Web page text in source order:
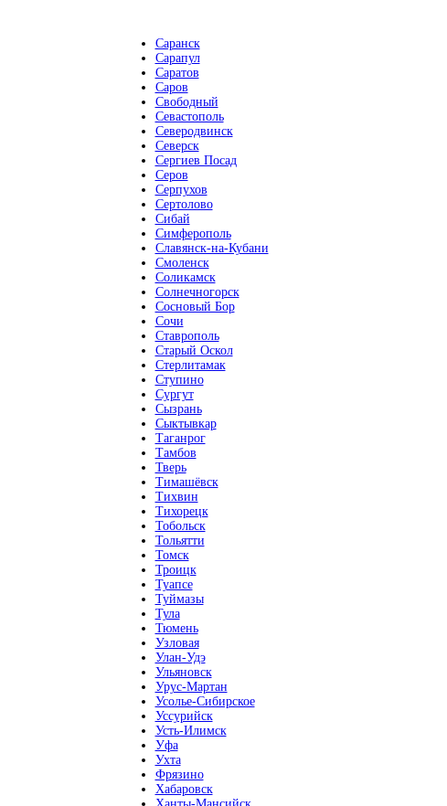
Саранск
Сарапул
Саратов
Саров
Свободный
Севастополь
Северодвинск
Северск
Сергиев Посад
Серов
Серпухов
Сертолово
Сибай
Симферополь
Славянск-на-Кубани
Смоленск
Соликамск
Солнечногорск
Сосновый Бор
Сочи
Ставрополь
Старый Оскол
Стерлитамак
Ступино
Сургут
Сызрань
Сыктывкар
Таганрог
Тамбов
Тверь
Тимашёвск
Тихвин
Тихорецк
Тобольск
Тольятти
Томск
Троицк
Туапсе
Туймазы
Тула
Тюмень
Узловая
Улан-Удэ
Ульяновск
Урус-Мартан
Усолье-Сибирское
Уссурийск
Усть-Илимск
Уфа
Ухта
Фрязино
Хабаровск